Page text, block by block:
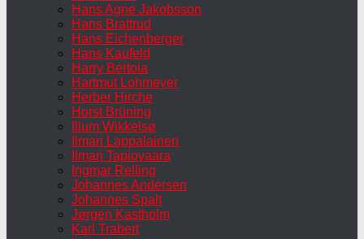
Hans Agne Jakobsson
Hans Brattrud
Hans Eichenberger
Hans Kaufeld
Harry Bertoia
Hartmut Lohmeyer
Herber Hirche
Horst Brüning
Illum Wikkelsø
Ilmari Lappalainen
Ilmari Tapiovaara
Ingmar Relling
Johannes Andersen
Johannes Spalt
Jørgen Kastholm
Karl Trabert